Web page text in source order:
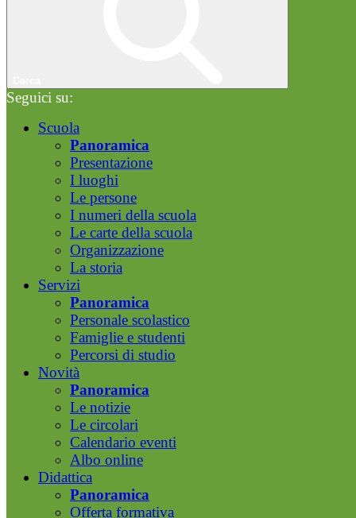
Seguici su:
Scuola
Panoramica
Presentazione
I luoghi
Le persone
I numeri della scuola
Le carte della scuola
Organizzazione
La storia
Servizi
Panoramica
Personale scolastico
Famiglie e studenti
Percorsi di studio
Novità
Panoramica
Le notizie
Le circolari
Calendario eventi
Albo online
Didattica
Panoramica
Offerta formativa